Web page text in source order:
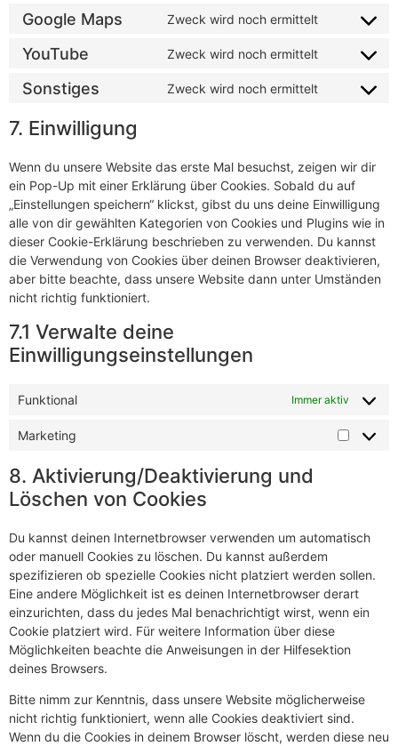
Google Maps Zweck wird noch ermittelt
YouTube Zweck wird noch ermittelt
Sonstiges Zweck wird noch ermittelt
7. Einwilligung
Wenn du unsere Website das erste Mal besuchst, zeigen wir dir
ein Pop-Up mit einer Erklärung über Cookies. Sobald du auf
„Einstellungen speichern“ klickst, gibst du uns deine Einwilligung
alle von dir gewählten Kategorien von Cookies und Plugins wie in
dieser Cookie-Erklärung beschrieben zu verwenden. Du kannst
die Verwendung von Cookies über deinen Browser deaktivieren,
aber bitte beachte, dass unsere Website dann unter Umständen
nicht richtig funktioniert.
7.1 Verwalte deine
Einwilligungseinstellungen
Funktional Immer aktiv
Marketing
8. Aktivierung/Deaktivierung und
Löschen von Cookies
Du kannst deinen Internetbrowser verwenden um automatisch
oder manuell Cookies zu löschen. Du kannst außerdem
spezifizieren ob spezielle Cookies nicht platziert werden sollen.
Eine andere Möglichkeit ist es deinen Internetbrowser derart
einzurichten, dass du jedes Mal benachrichtigt wirst, wenn ein
Cookie platziert wird. Für weitere Information über diese
Möglichkeiten beachte die Anweisungen in der Hilfesektion
deines Browsers.
Bitte nimm zur Kenntnis, dass unsere Website möglicherweise
nicht richtig funktioniert, wenn alle Cookies deaktiviert sind.
Wenn du die Cookies in deinem Browser löscht, werden diese neu